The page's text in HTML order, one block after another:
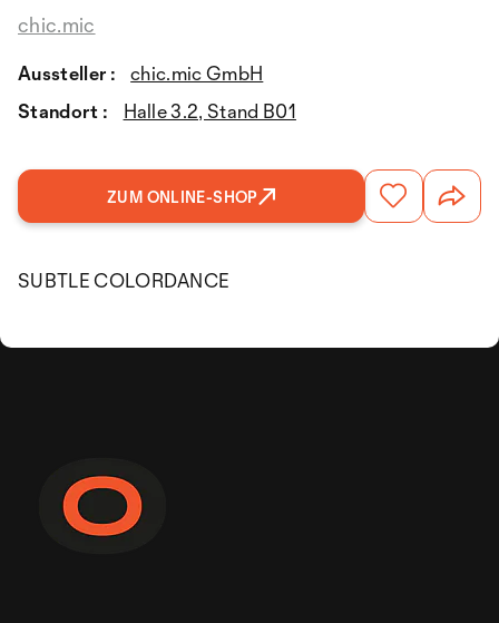
chic.mic
Aussteller :
chic.mic GmbH
Standort :
Halle 3.2, Stand B01
ZUM ONLINE-SHOP
SUBTLE COLORDANCE